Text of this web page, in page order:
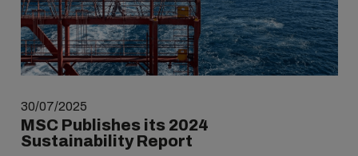
30/07/2025
MSC Publishes its 2024
Sustainability Report